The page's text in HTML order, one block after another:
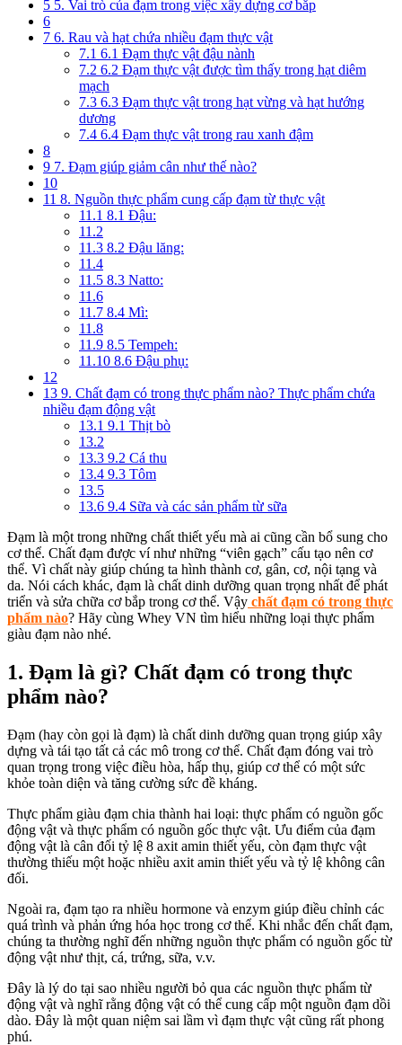
5 5. Vai trò của đạm trong việc xây dựng cơ bắp
6
7 6. Rau và hạt chứa nhiều đạm thực vật
7.1 6.1 Đạm thực vật đậu nành
7.2 6.2 Đạm thực vật được tìm thấy trong hạt diêm
mạch
7.3 6.3 Đạm thực vật trong hạt vừng và hạt hướng
dương
7.4 6.4 Đạm thực vật trong rau xanh đậm
8
9 7. Đạm giúp giảm cân như thế nào?
10
11 8. Nguồn thực phẩm cung cấp đạm từ thực vật
11.1 8.1 Đậu:
11.2
11.3 8.2 Đậu lăng:
11.4
11.5 8.3 Natto:
11.6
11.7 8.4 Mì:
11.8
11.9 8.5 Tempeh:
11.10 8.6 Đậu phụ:
12
13 9. Chất đạm có trong thực phẩm nào? Thực phẩm chứa
nhiều đạm động vật
13.1 9.1 Thịt bò
13.2
13.3 9.2 Cá thu
13.4 9.3 Tôm
13.5
13.6 9.4 Sữa và các sản phẩm từ sữa
Đạm là một trong những chất thiết yếu mà ai cũng cần bổ sung cho
cơ thể. Chất đạm được ví như những “viên gạch” cấu tạo nên cơ
thể. Vì chất này giúp chúng ta hình thành cơ, gân, cơ, nội tạng và
da. Nói cách khác, đạm là chất dinh dưỡng quan trọng nhất để phát
triển và sửa chữa cơ bắp trong cơ thể. Vậy chất đạm có trong thực
phẩm nào? Hãy cùng Whey VN tìm hiểu những loại thực phẩm
giàu đạm nào nhé.
1. Đạm là gì? Chất đạm có trong thực
phẩm nào?
Đạm (hay còn gọi là đạm) là chất dinh dưỡng quan trọng giúp xây
dựng và tái tạo tất cả các mô trong cơ thể. Chất đạm đóng vai trò
quan trọng trong việc điều hòa, hấp thụ, giúp cơ thể có một sức
khỏe toàn diện và tăng cường sức đề kháng.
Thực phẩm giàu đạm chia thành hai loại: thực phẩm có nguồn gốc
động vật và thực phẩm có nguồn gốc thực vật. Ưu điểm của đạm
động vật là cân đối tỷ lệ 8 axit amin thiết yếu, còn đạm thực vật
thường thiếu một hoặc nhiều axit amin thiết yếu và tỷ lệ không cân
đối.
Ngoài ra, đạm tạo ra nhiều hormone và enzym giúp điều chỉnh các
quá trình và phản ứng hóa học trong cơ thể. Khi nhắc đến chất đạm,
chúng ta thường nghĩ đến những nguồn thực phẩm có nguồn gốc từ
động vật như thịt, cá, trứng, sữa, v.v.
Đây là lý do tại sao nhiều người bỏ qua các nguồn thực phẩm từ
động vật và nghĩ rằng động vật có thể cung cấp một nguồn đạm dồi
dào. Đây là một quan niệm sai lầm vì đạm thực vật cũng rất phong
phú.